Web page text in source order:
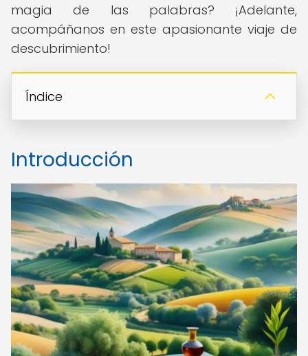
magia de las palabras? ¡Adelante,
acompáñanos en este apasionante viaje de
descubrimiento!
Índice
Introducción